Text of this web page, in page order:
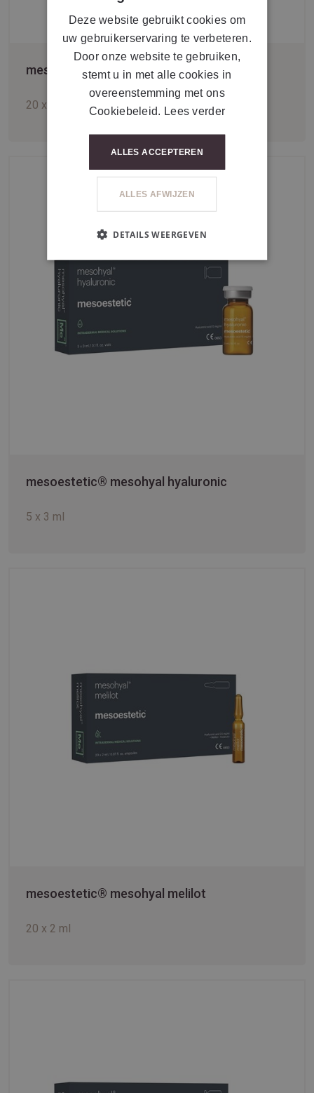
mesoestetic® mesohyal DMAE
20 x 5 ml
mesoestetic® mesohyal hyaluronic
5 x 3 ml
mesoestetic® mesohyal melilot
20 x 2 ml
Deze website gebruikt cookies om
uw gebruikerservaring te verbeteren.
Door onze website te gebruiken,
stemt u in met alle cookies in
overeenstemming met ons
Cookiebeleid.
Lees verder
ALLES ACCEPTEREN
ALLES AFWIJZEN
DETAILS WEERGEVEN